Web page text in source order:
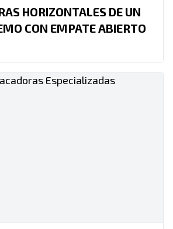
HORIZONTALES DE UN
CON EMPATE ABIERTO